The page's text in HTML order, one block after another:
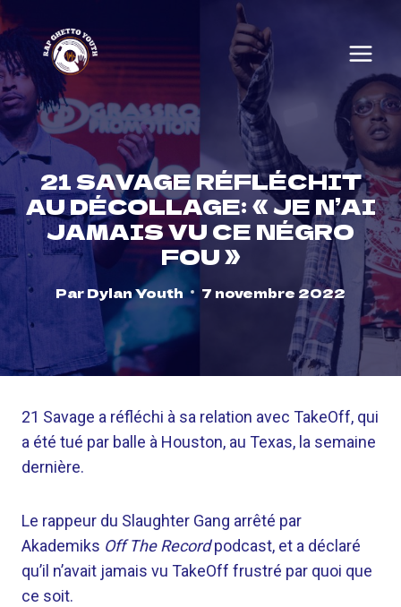
to
content
21 SAVAGE RÉFLÉCHIT
AU DÉCOLLAGE: « JE N’AI
JAMAIS VU CE NÉGRO
FOU »
ParDylan Youth 7 novembre 2022
21 Savage a réfléchi à sa relation avec TakeOff, qui
a été tué par balle à Houston, au Texas, la semaine
dernière.
Le rappeur du Slaughter Gang arrêté par
Akademiks Off The Recordpodcast, et a déclaré
qu’il n’avait jamais vu TakeOff frustré par quoi que
ce soit.